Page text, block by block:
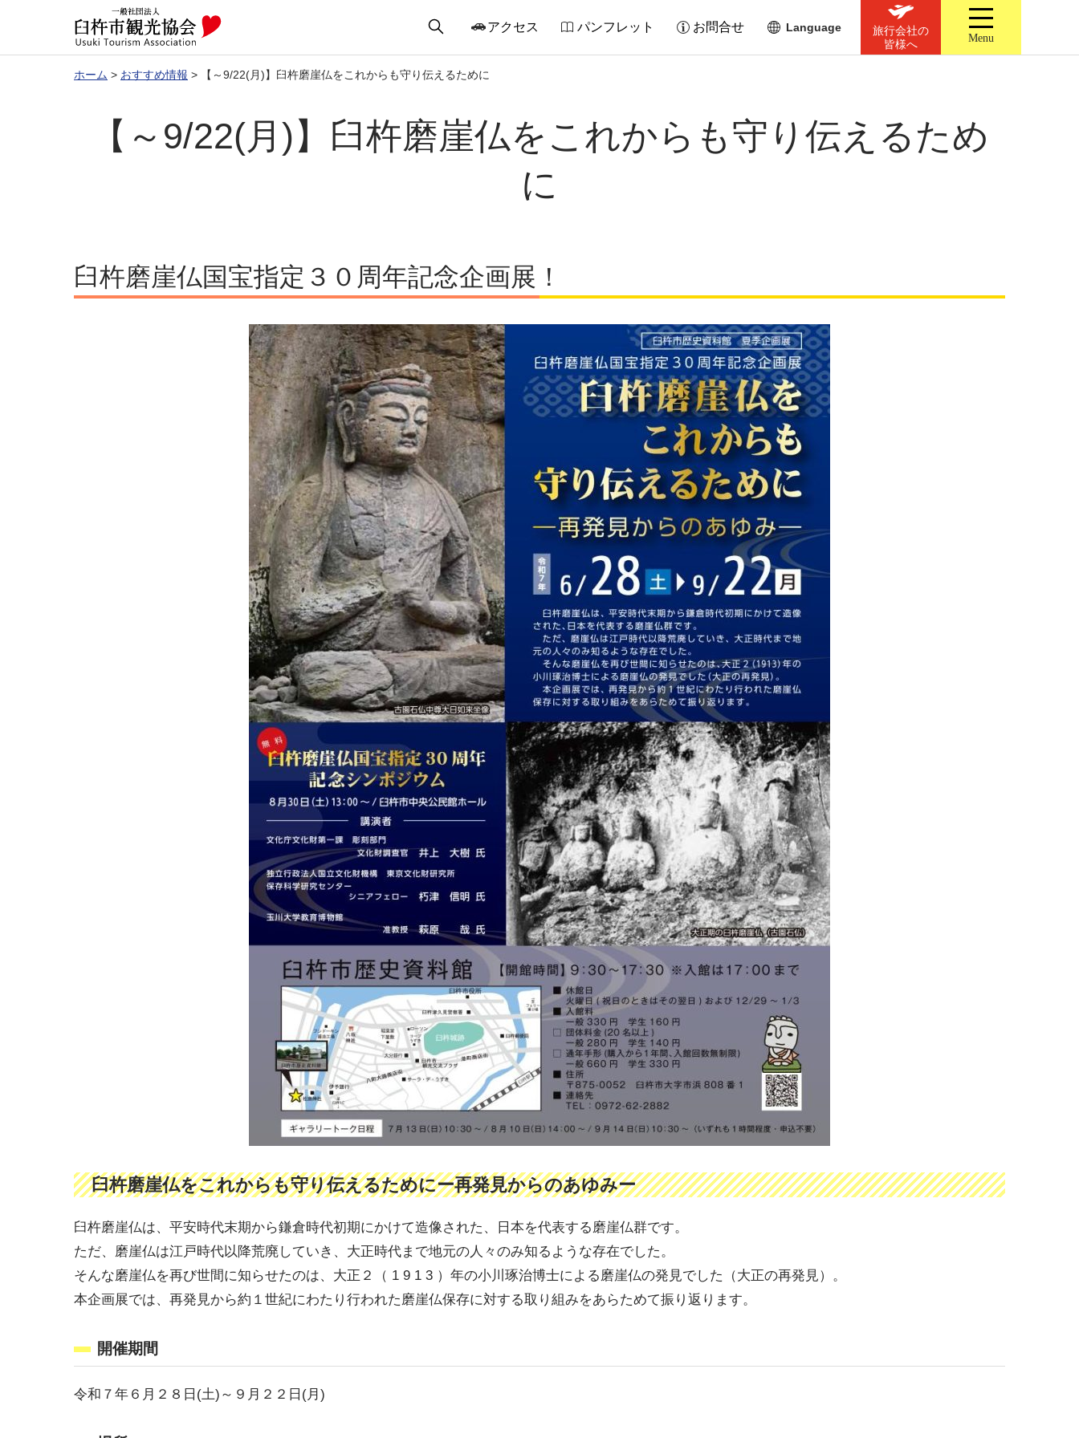
アクセス パンフレット お問合せ Language
旅行会社の
皆様へ
Menu
ホーム > おすすめ情報 > 【～9/22(月)】臼杵磨崖仏をこれからも守り伝えるために
【～9/22(月)】臼杵磨崖仏をこれからも守り伝えるため
に
臼杵磨崖仏国宝指定３０周年記念企画展！
臼杵磨崖仏をこれからも守り伝えるためにー再発見からのあゆみー
臼杵磨崖仏は、平安時代末期から鎌倉時代初期にかけて造像された、日本を代表する磨崖仏群です。
ただ、磨崖仏は江戸時代以降荒廃していき、大正時代まで地元の人々のみ知るような存在でした。
そんな磨崖仏を再び世間に知らせたのは、大正２（ 1 9 1 3 ）年の小川琢治博士による磨崖仏の発見でした（大正の再発見）。
本企画展では、再発見から約１世紀にわたり行われた磨崖仏保存に対する取り組みをあらためて振り返ります。
開催期間
令和７年６月２８日(土)～９月２２日(月)